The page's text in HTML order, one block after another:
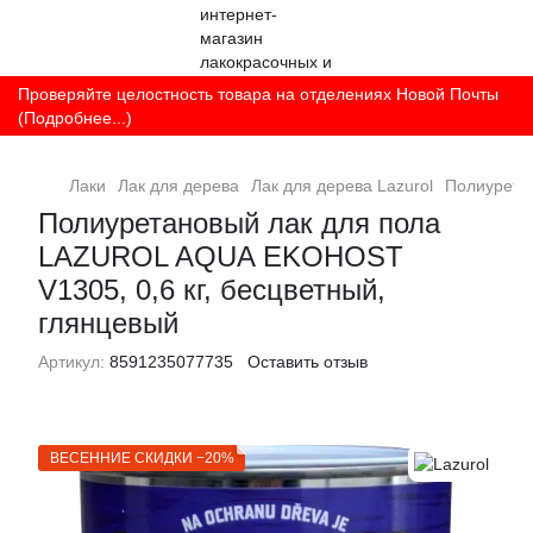
Проверяйте целостность товара на отделениях Новой Почты
(Подробнее...)
Лаки Лак для дерева Лак для дерева Lazurol
Полиуретановый лак для пола
LAZUROL AQUA EKOHOST
V1305, 0,6 кг, бесцветный,
глянцевый
Артикул: 8591235077735 Оставить отзыв
ВЕСЕННИЕ СКИДКИ −20%